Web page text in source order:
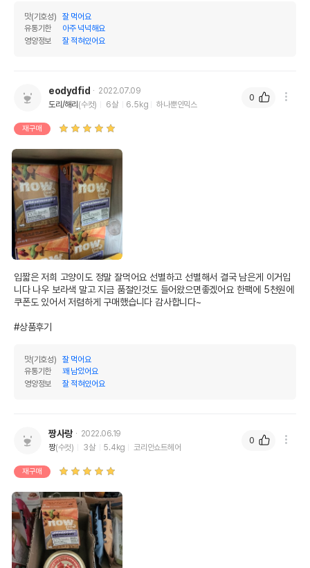
조회분
칼슘
오메가3 0%
탄수화물
기타성분
상세 정보
원료구성
뼈를발라낸연어,터키뼈육수,감자,당근,완두콩,타
피오카,크랜베리,고구마,사과,카놀라오일,삼인산
칼슘,코코넛오일,아마씨,잔탄검,염화칼륨,인산나
트륨,염화콜린,소금,타우린,건조켈프,비타민합
상품 필수 정보
법에 의한 인증,허가 등을
받았음을 확인할수 있는
경우 그에 대한 사항
상세페이지 참조
제조자,수입품의 경우
수입자를 함께 표기
AS책임자와 전화번호
또는 소비자상담 관련
맛(기호성)
잘 먹어요
유통기한
아주 넉넉해요
영양정보
잘 적혀있어요
eodydfid
2022.07.09
도리/해리(수컷) 6살 6.5kg 하나뿐인믹스
재구매
입짧은 저희 고양이도 정말 잘먹어요 선별하고 선별해서 결국 남은게 이거입
니다 나우 보라색 말고 지금 품절인것도 들어왔으면좋겠어요 한팩에 5천원에
쿠폰도 있어서 저렴하게 구매했습니다 감사합니다~
#상품후기
맛(기호성)
잘 먹어요
유통기한
꽤 남았어요
영양정보
잘 적혀있어요
0
짱사랑
2022.06.19
짱(수컷) 3살 5.4kg 코리안쇼트헤어
재구매
0